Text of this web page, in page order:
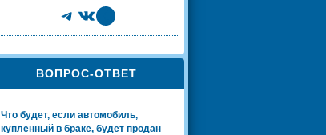
Telegram
VKShare Icon
ВОПРОС-ОТВЕТ
Что будет, если автомобиль,
купленный в браке, будет продан